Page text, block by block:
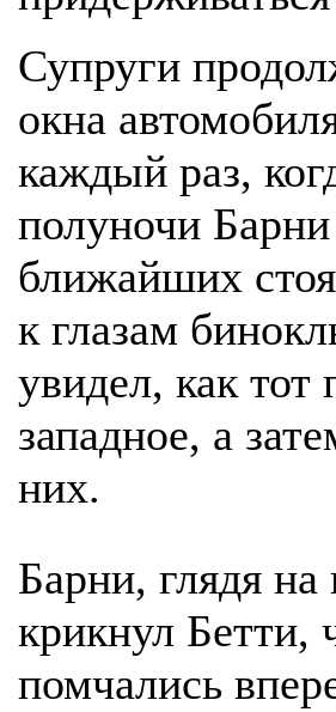
Супруги
окна
каждый раз,
полуночи
ближайших
к глазам
увидел, как тот
западное, а
них.
Барни, глядя
крикнул Бетти,
помчались